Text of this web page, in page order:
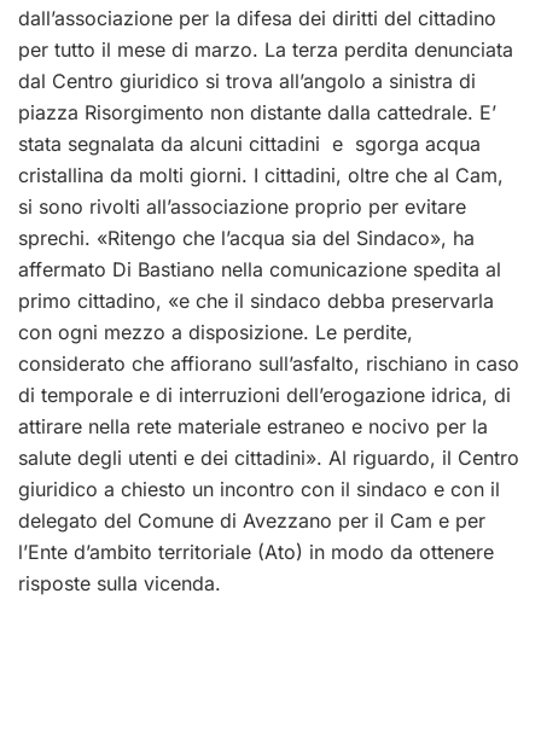
dall’associazione per la difesa dei diritti del cittadino
per tutto il mese di marzo. La terza perdita denunciata
dal Centro giuridico si trova all’angolo a sinistra di
piazza Risorgimento non distante dalla cattedrale. E’
stata segnalata da alcuni cittadini e sgorga acqua
cristallina da molti giorni. I cittadini, oltre che al Cam,
si sono rivolti all’associazione proprio per evitare
sprechi. «Ritengo che l’acqua sia del Sindaco», ha
affermato Di Bastiano nella comunicazione spedita al
primo cittadino, «e che il sindaco debba preservarla
con ogni mezzo a disposizione. Le perdite,
considerato che affiorano sull’asfalto, rischiano in caso
di temporale e di interruzioni dell’erogazione idrica, di
attirare nella rete materiale estraneo e nocivo per la
salute degli utenti e dei cittadini». Al riguardo, il Centro
giuridico a chiesto un incontro con il sindaco e con il
delegato del Comune di Avezzano per il Cam e per
l’Ente d’ambito territoriale (Ato) in modo da ottenere
risposte sulla vicenda.